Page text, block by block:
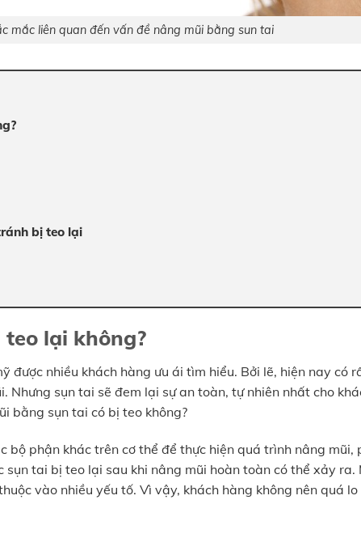
mắc liên quan đến vấn đề nâng mũi bằng sun tai
bị teo lại
lại không?
được nhiều khách hàng ưu ái tìm hiểu. Bởi lẽ, hiện nay có
Nhưng sụn tai sẽ đem lại sự an toàn, tự nhiên nhất cho
bằng sụn tai có bị teo không?
bộ phận khác trên cơ thể để thực hiện quá trình nâng mũi,
sụn tai bị teo lại sau khi nâng mũi hoàn toàn có thể xảy ra.
vào nhiều yếu tố. Vì vậy, khách hàng không nên quá